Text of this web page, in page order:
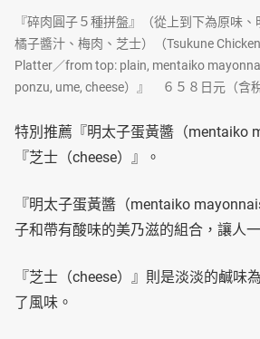
『碎肉圓子５種拼盤』（從上到下為原味
橘子醬汁、梅肉、芝士）（Tsukune
Platter／from top: plain, mentaiko
ponzu, ume, cheese）』 ６５８日元（含稅
特別推薦『明太子蛋黃醬（mentaiko
『芝士（cheese）』。
『明太子蛋黃醬（mentaiko
子和帶有酸味的美乃滋的組合，讓人
『芝士（cheese）』則是淡淡的鹹味
了風味。